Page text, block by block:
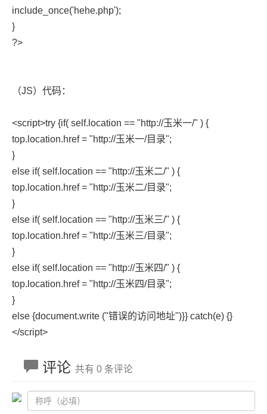
include_once('hehe.php');
}
?>
（JS）代码：
<script>try {if( self.location == "http://玉米一/" ) {
top.location.href = "http://玉米一/目录";
}
else if( self.location == "http://玉米二/" ) {
top.location.href = "http://玉米二/目录";
}
else if( self.location == "http://玉米三/" ) {
top.location.href = "http://玉米三/目录";
}
else if( self.location == "http://玉米四/" ) {
top.location.href = "http://玉米四/目录";
}
else {document.write ("错误的访问地址")}} catch(e) {}
</script>
评论 共有 0 条评论